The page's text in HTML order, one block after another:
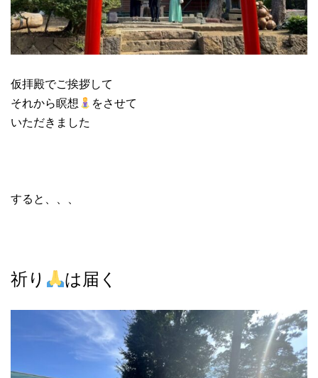
仮拝殿でご挨拶して
それから瞑想
をさせて
いただきました
すると、、、
祈り は届く